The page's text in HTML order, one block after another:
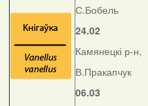
С.Бобель
24.02
Камянецкі р-н,
В.Пракапчук
06.03